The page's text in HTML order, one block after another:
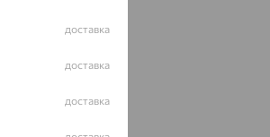
доставка
доставка
доставка